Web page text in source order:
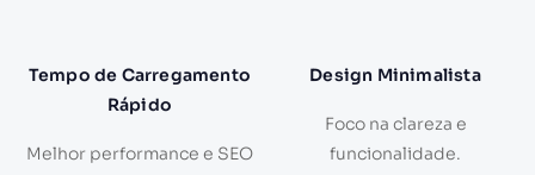
Tempo de Carregamento
Rápido
Melhor performance e SEO
Design Minimalista
Foco na clareza e
funcionalidade.